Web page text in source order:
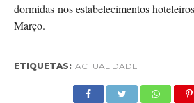
dormidas nos estabelecimentos
Março.
ETIQUETAS: ACTUALIDADE